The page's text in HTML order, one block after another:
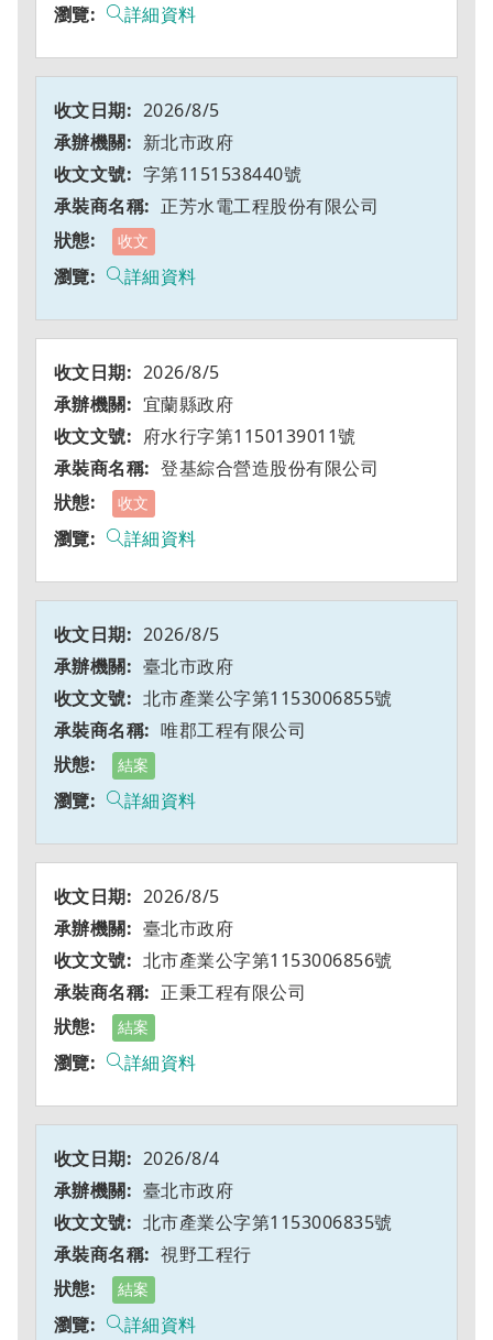
詳細資料
2026/8/5
新北市政府
字第1151538440號
正芳水電工程股份有限公司
收文
詳細資料
2026/8/5
宜蘭縣政府
府水行字第1150139011號
登基綜合營造股份有限公司
收文
詳細資料
2026/8/5
臺北市政府
北市產業公字第1153006855號
唯郡工程有限公司
結案
詳細資料
2026/8/5
臺北市政府
北市產業公字第1153006856號
正秉工程有限公司
結案
詳細資料
2026/8/4
臺北市政府
北市產業公字第1153006835號
視野工程行
結案
詳細資料